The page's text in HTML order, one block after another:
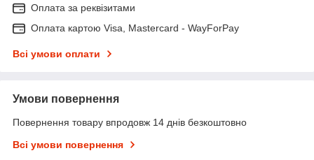
Оплата за реквізитами
Оплата картою Visa, Mastercard - WayForPay
Всі умови оплати
Умови повернення
Повернення товару впродовж 14 днів безкоштовно
Всі умови повернення